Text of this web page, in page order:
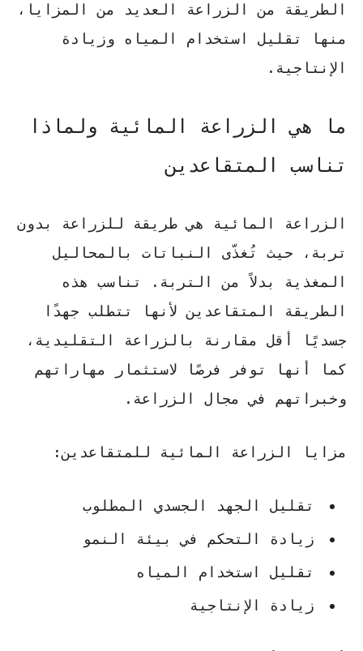
الطريقة من الزراعة العديد من المزايا،
منها تقليل استخدام المياه وزيادة
الإنتاجية.
ما هي الزراعة المائية ولماذا
تناسب المتقاعدين
الزراعة المائية هي طريقة للزراعة بدون
تربة، حيث تُغذّى النباتات بالمحاليل
المغذية بدلاً من التربة. تناسب هذه
الطريقة المتقاعدين لأنها تتطلب جهدًا
جسديًا أقل مقارنة بالزراعة التقليدية،
كما أنها توفر فرصًا لاستثمار مهاراتهم
وخبراتهم في مجال الزراعة.
مزايا الزراعة المائية للمتقاعدين:
تقليل الجهد الجسدي المطلوب
زيادة التحكم في بيئة النمو
تقليل استخدام المياه
زيادة الإنتاجية